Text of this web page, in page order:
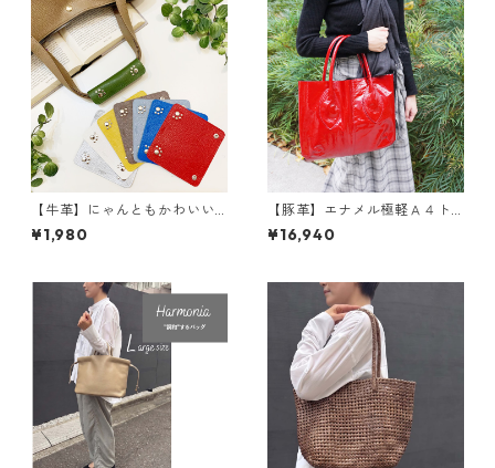
【牛革】にゃんともかわいい
ハンドルカバー大〈22色展
開〉 ネコ ネコグッズ ハン
¥1,980
【豚革】エナメル極軽Ａ４ト
ートバッグ<18色展開>170091
¥16,940